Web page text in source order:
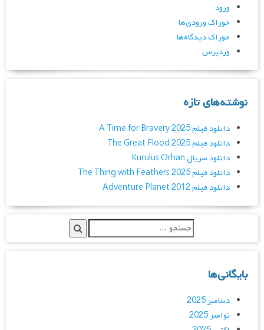
ورود
خوراک ورودی‌ها
خوراک دیدگاه‌ها
وردپرس
نوشته‌های تازه
دانلود فیلم A Time for Bravery 2025
دانلود فیلم The Great Flood 2025
دانلود سریال Kurulus Orhan
دانلود فیلم The Thing with Feathers 2025
دانلود فیلم Adventure Planet 2012
بایگانی‌ها
دسامبر 2025
نوامبر 2025